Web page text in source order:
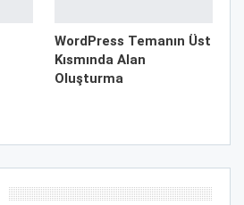
WordPress Temanın Üst
Kısmında Alan
Oluşturma